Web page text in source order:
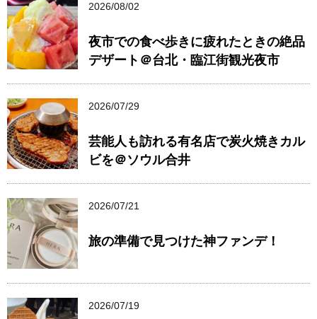
2026/08/02
夜市での食べ歩きに疲れたときの絶品
デザート＠台北・臨江街観光夜市
2026/07/29
芸能人も訪れる有名店で炭火焼きカル
ビを＠ソウル合井
2026/07/21
旅の準備で見つけた神ファンデ！
2026/07/19